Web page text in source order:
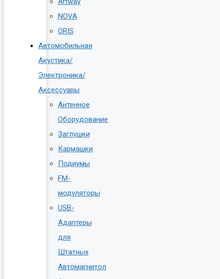
NOVA
ORIS
Автомобильная
Акустика/
Электроника/
Аксессуары
Антенное
Оборудование
Заглушки
Кармашки
Подиумы
FM-
модуляторы
USB-
Адаптеры
для
Штатных
Автомагнитол